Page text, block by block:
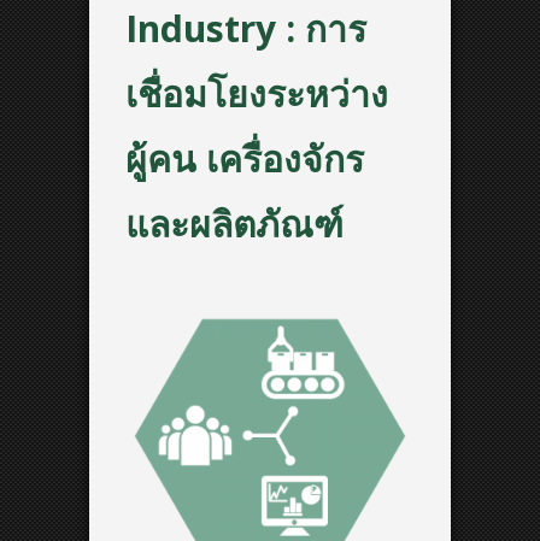
Industry : การ
เชื่อมโยงระหว่าง
ผู้คน เครื่องจักร
และผลิตภัณฑ์